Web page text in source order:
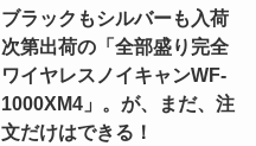
ブラックもシルバーも入荷
次第出荷の「全部盛り完全
ワイヤレスノイキャンWF-
1000XM4」。が、まだ、注
文だけはできる！